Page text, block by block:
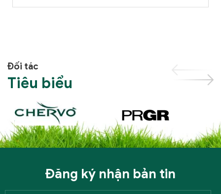
Đối tác
Tiêu biểu
Đăng ký nhận bản tin